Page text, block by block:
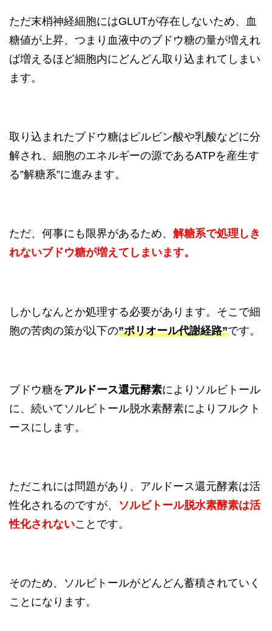
ただ末梢神経細胞にはGLUTが存在しないため、血
糖値が上昇、つまり血液中のブドウ糖の量が増えれ
ば増えるほど細胞内にどんどん取り込まれてしまい
ます。
取り込まれたブドウ糖はピルビン酸や乳酸などに分
解され、細胞のエネルギーの源であるATPを産生す
る”解糖系”に進みます。
ただ、何事にも限界があるため、 解糖系で処理しき
れないブドウ糖が増えてしまいます。
しかしなんとか処理する必要があります。そこで細
胞の苦肉の策が以下の”ポリオール代謝経路”です。
ブドウ糖をアルドース還元酵素によりソルビトール
に、続いてソルビトール脱水素酵素によりフルクト
ースにします。
ただこれには問題があり、アルドース還元酵素は活
性化されるのですが、 ソルビトール脱水素酵素は活
性化されないことです。
そのため、ソルビトールがどんどん蓄積されていく
ことになります。